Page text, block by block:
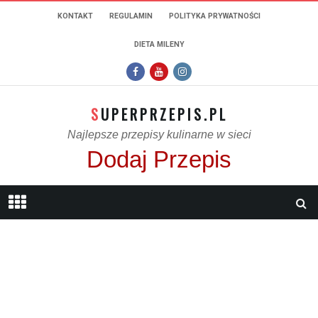
KONTAKT REGULAMIN POLITYKA PRYWATNOŚCI
DIETA MILENY
SUPERPRZEPIS.PL
Najlepsze przepisy kulinarne w sieci
Dodaj Przepis